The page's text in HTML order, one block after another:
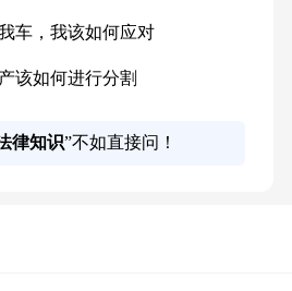
车，我该如何应对
该如何进行分割
律知识”不如直接问！